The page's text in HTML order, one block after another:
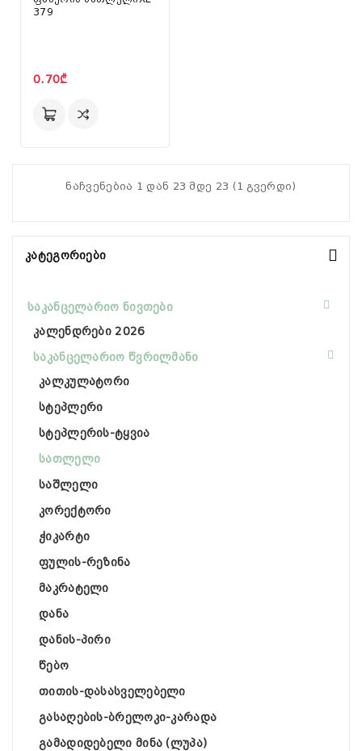
379
0.70₾
ნაჩვენებია 1 დან 23 მდე 23 (1 გვერდი)
Კატეგორიები
საკანცელარიო ნივთები
კალენდრები 2026
საკანცელარიო წვრილმანი
კალკულატორი
სტეპლერი
სტეპლერის-ტყვია
სათლელი
საშლელი
კორექტორი
ჭიკარტი
ფულის-რეზინა
მაკრატელი
დანა
დანის-პირი
წებო
თითის-დასასველებელი
გასაღების-ბრელოკი-კარადა
გამადიდებელი მინა (ლუპა)